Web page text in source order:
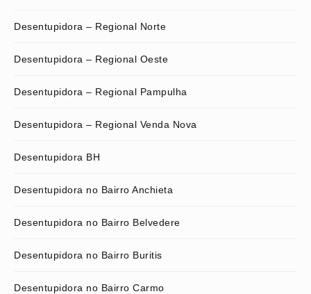
Desentupidora – Regional Norte
Desentupidora – Regional Oeste
Desentupidora – Regional Pampulha
Desentupidora – Regional Venda Nova
Desentupidora BH
Desentupidora no Bairro Anchieta
Desentupidora no Bairro Belvedere
Desentupidora no Bairro Buritis
Desentupidora no Bairro Carmo